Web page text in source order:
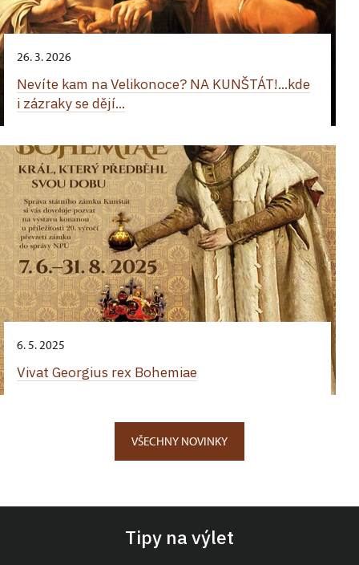
26. 3. 2026
Nevíte kam na Velikonoce? NA KUNŠTÁT!...kde
i zázraky se dějí...
6. 5. 2025
Vivat Georgius rex Bohemiae
VŠECHNY NOVINKY
Tipy na výlet